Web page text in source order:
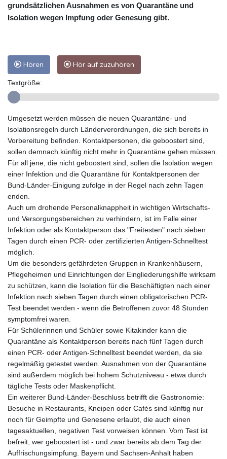
grundsätzlichen Ausnahmen es von Quarantäne und
Isolation wegen Impfung oder Genesung gibt.
Hören Hör auf zuzuhören
Textgröße:
Umgesetzt werden müssen die neuen Quarantäne- und
Isolationsregeln durch Länderverordnungen, die sich bereits in
Vorbereitung befinden. Kontaktpersonen, die geboostert sind,
sollen demnach künftig nicht mehr in Quarantäne gehen müssen.
Für all jene, die nicht geboostert sind, sollen die Isolation wegen
einer Infektion und die Quarantäne für Kontaktpersonen der
Bund-Länder-Einigung zufolge in der Regel nach zehn Tagen
enden.
Auch um drohende Personalknappheit in wichtigen Wirtschafts-
und Versorgungsbereichen zu verhindern, ist im Falle einer
Infektion oder als Kontaktperson das "Freitesten" nach sieben
Tagen durch einen PCR- oder zertifizierten Antigen-Schnelltest
möglich.
Um die besonders gefährdeten Gruppen in Krankenhäusern,
Pflegeheimen und Einrichtungen der Eingliederungshilfe wirksam
zu schützen, kann die Isolation für die Beschäftigten nach einer
Infektion nach sieben Tagen durch einen obligatorischen PCR-
Test beendet werden - wenn die Betroffenen zuvor 48 Stunden
symptomfrei waren.
Für Schülerinnen und Schüler sowie Kitakinder kann die
Quarantäne als Kontaktperson bereits nach fünf Tagen durch
einen PCR- oder Antigen-Schnelltest beendet werden, da sie
regelmäßig getestet werden. Ausnahmen von der Quarantäne
sind außerdem möglich bei hohem Schutzniveau - etwa durch
tägliche Tests oder Maskenpflicht.
Ein weiterer Bund-Länder-Beschluss betrifft die Gastronomie:
Besuche in Restaurants, Kneipen oder Cafés sind künftig nur
noch für Geimpfte und Genesene erlaubt, die auch einen
tagesaktuellen, negativen Test vorweisen können. Vom Test ist
befreit, wer geboostert ist - und zwar bereits ab dem Tag der
Auffrischungsimpfung. Bayern und Sachsen-Anhalt haben